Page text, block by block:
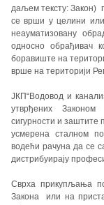
даљем тексту: Закон)
се врши у целини
неауматизовану
односно обрађивач
боравиште на
врше на територији
ЈКП“Водовод и
утврђених Законом
сигурности и заштите
усмерена сталном
водећи рачуна да се
дистрибуирају
Сврха прикупљања
Закона или на